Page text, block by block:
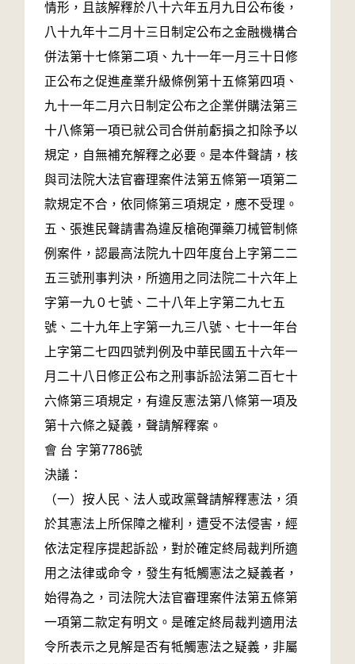
情形，且該解釋於八十六年五月九日公布後，
八十九年十二月十三日制定公布之金融機構合
併法第十七條第二項、九十一年一月三十日修
正公布之促進產業升級條例第十五條第四項、
九十一年二月六日制定公布之企業併購法第三
十八條第一項已就公司合併前虧損之扣除予以
規定，自無補充解釋之必要。是本件聲請，核
與司法院大法官審理案件法第五條第一項第二
款規定不合，依同條第三項規定，應不受理。
五、張進民聲請書為違反槍砲彈藥刀械管制條
例案件，認最高法院九十四年度台上字第二二
五三號刑事判決，所適用之同法院二十六年上
字第一九０七號、二十八年上字第二九七五
號、二十九年上字第一九三八號、七十一年台
上字第二七四四號判例及中華民國五十六年一
月二十八日修正公布之刑事訴訟法第二百七十
六條第三項規定，有違反憲法第八條第一項及
第十六條之疑義，聲請解釋案。
會 台 字第7786號
決議：
（一）按人民、法人或政黨聲請解釋憲法，須
於其憲法上所保障之權利，遭受不法侵害，經
依法定程序提起訴訟，對於確定終局裁判所適
用之法律或命令，發生有牴觸憲法之疑義者，
始得為之，司法院大法官審理案件法第五條第
一項第二款定有明文。是確定終局裁判適用法
令所表示之見解是否有牴觸憲法之疑義，非屬